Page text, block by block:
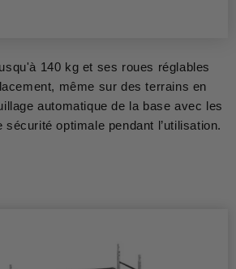
140 kg et ses roues réglables
même sur des terrains en
automatique de la base avec les
optimale pendant l’utilisation.